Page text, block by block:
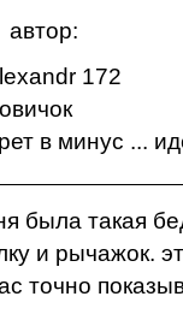
172
в минус ...
была такая
и рычажок.
точно